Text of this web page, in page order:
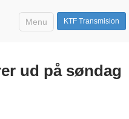
KTF Transmision
Menu
ud på søndag